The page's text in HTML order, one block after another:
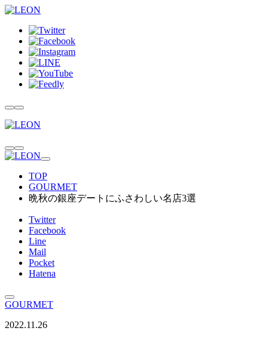
TOP
GOURMET
晩秋の銀座デートにふさわしい名店3選
Twitter
Facebook
Line
Mail
Pocket
Hatena
GOURMET
2022.11.26